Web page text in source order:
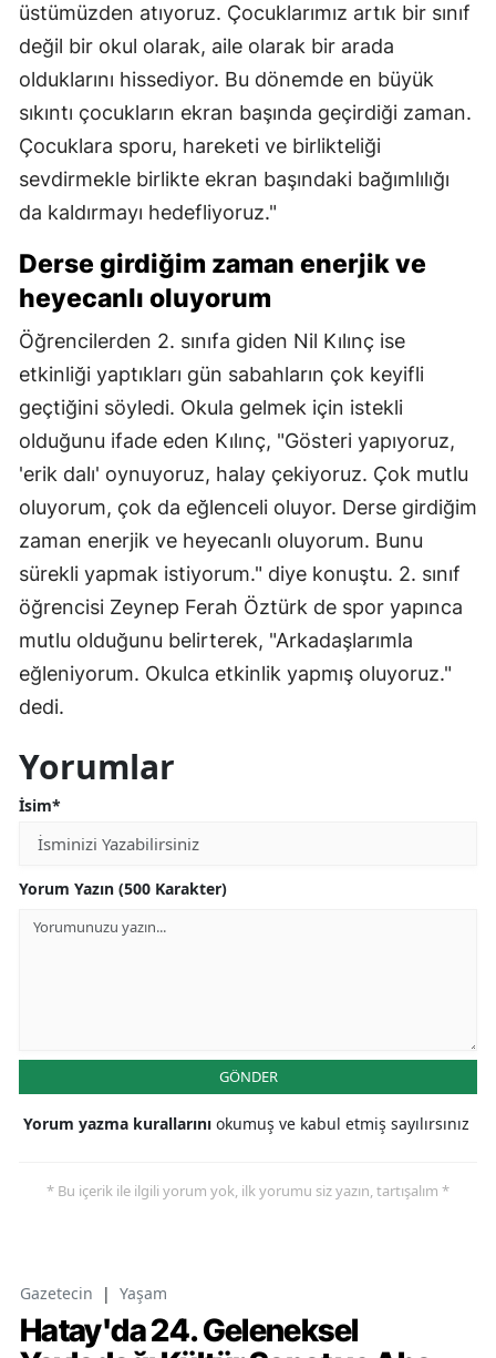
üstümüzden atıyoruz. Çocuklarımız artık bir sınıf
değil bir okul olarak, aile olarak bir arada
olduklarını hissediyor. Bu dönemde en büyük
sıkıntı çocukların ekran başında geçirdiği zaman.
Çocuklara sporu, hareketi ve birlikteliği
sevdirmekle birlikte ekran başındaki bağımlılığı
da kaldırmayı hedefliyoruz."
Derse girdiğim zaman enerjik ve
heyecanlı oluyorum
Öğrencilerden 2. sınıfa giden Nil Kılınç ise
etkinliği yaptıkları gün sabahların çok keyifli
geçtiğini söyledi. Okula gelmek için istekli
olduğunu ifade eden Kılınç, "Gösteri yapıyoruz,
'erik dalı' oynuyoruz, halay çekiyoruz. Çok mutlu
oluyorum, çok da eğlenceli oluyor. Derse girdiğim
zaman enerjik ve heyecanlı oluyorum. Bunu
sürekli yapmak istiyorum." diye konuştu. 2. sınıf
öğrencisi Zeynep Ferah Öztürk de spor yapınca
mutlu olduğunu belirterek, "Arkadaşlarımla
eğleniyorum. Okulca etkinlik yapmış oluyoruz."
dedi.
Yorumlar
İsim*
Yorum Yazın (500 Karakter)
GÖNDER
Yorum yazma kurallarını okumuş ve kabul etmiş sayılırsınız
* Bu içerik ile ilgili yorum yok, ilk yorumu siz yazın, tartışalım *
Gazetecin | Yaşam
Hatay'da 24. Geleneksel